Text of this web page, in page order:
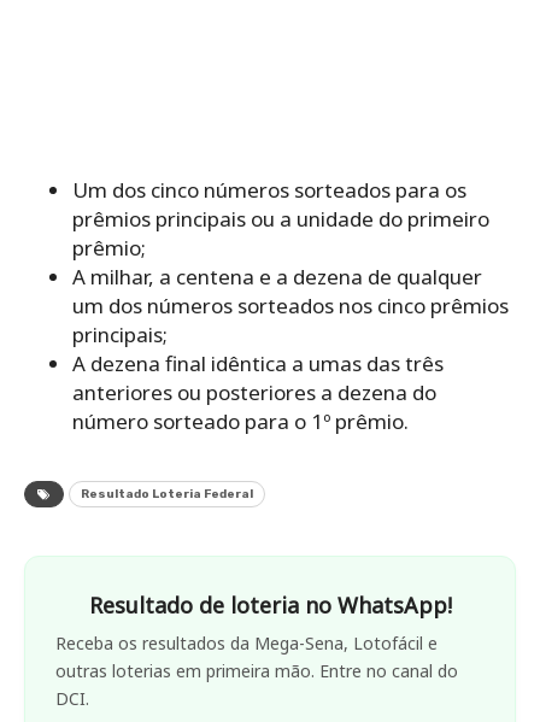
Um dos cinco números sorteados para os
prêmios principais ou a unidade do primeiro
prêmio;
A milhar, a centena e a dezena de qualquer
um dos números sorteados nos cinco prêmios
principais;
A dezena final idêntica a umas das três
anteriores ou posteriores a dezena do
número sorteado para o 1º prêmio.
Resultado Loteria Federal
Resultado de loteria no WhatsApp!
Receba os resultados da Mega-Sena, Lotofácil e
outras loterias em primeira mão. Entre no canal do
DCI.